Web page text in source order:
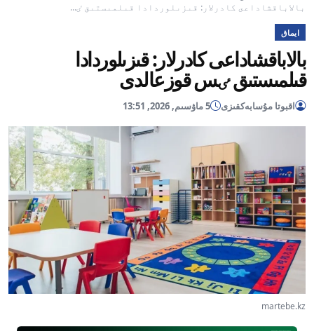
بالاباقشاداعى كادرلار: قىزىلوردادا قىلمىستىق ٸ...
ايماق
بالاباقشاداعى كادرلار: قىزىلوردادا
قىلمىستىق ٸس قوزعالدى
اقبوتا مۇسابەكقىزى 5 ماۋسىم, 2026, 13:51
martebe.kz